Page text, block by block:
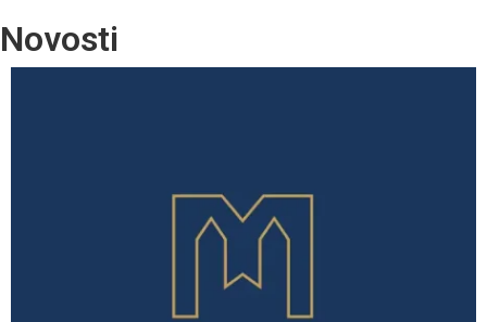
Novosti